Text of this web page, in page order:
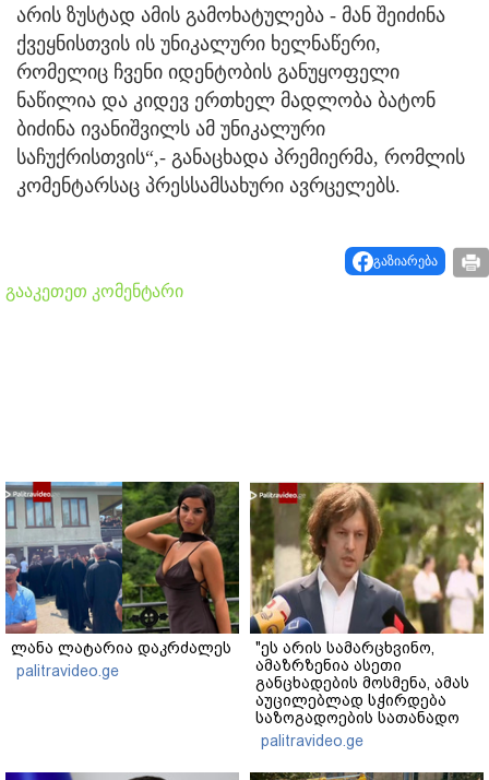
არის ზუსტად ამის გამოხატულება - მან შეიძინა
ქვეყნისთვის ის უნიკალური ხელნაწერი,
რომელიც ჩვენი იდენტობის განუყოფელი
ნაწილია და კიდევ ერთხელ მადლობა ბატონ
ბიძინა ივანიშვილს ამ უნიკალური
საჩუქრისთვის“,- განაცხადა პრემიერმა, რომლის
კომენტარსაც პრესსამსახური ავრცელებს.
გაზიარება
გააკეთეთ კომენტარი
ლანა ლატარია დაკრძალეს
palitravideo.ge
"ეს არის სამარცხვინო,
ამაზრზენია ასეთი
განცხადების მოსმენა, ამას
აუცილებლად სჭირდება
საზოგადოების სათანადო
რეაქცია" - ირაკლი
კობახიძე
palitravideo.ge